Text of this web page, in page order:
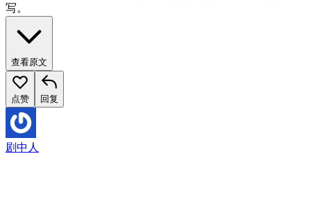
写。
查看原文
点赞 回复
剧中人